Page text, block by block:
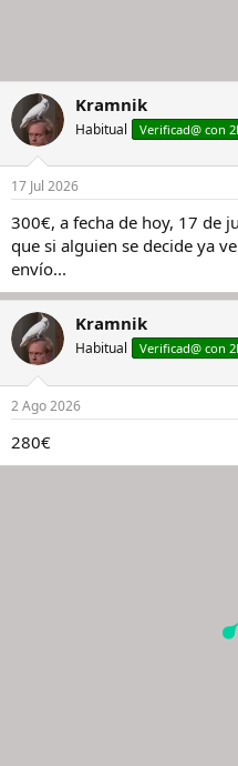
Kramnik
Habitual Verificad@ con
17 Jul 2026
300€, a fecha de hoy, 17 de
que si alguien se decide ya
envío...
Kramnik
Habitual Verificad@ con
2 Ago 2026
280€